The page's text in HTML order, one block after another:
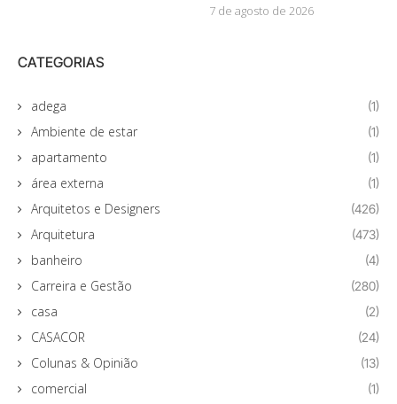
7 de agosto de 2026
CATEGORIAS
adega (1)
Ambiente de estar (1)
apartamento (1)
área externa (1)
Arquitetos e Designers (426)
Arquitetura (473)
banheiro (4)
Carreira e Gestão (280)
casa (2)
CASACOR (24)
Colunas & Opinião (13)
comercial (1)